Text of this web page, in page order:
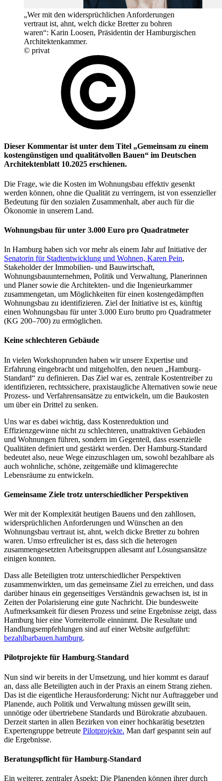
„Wer mit den wider­sprüchlichen Anforderungen
vertraut ist, ahnt, welch dicke Bretter zu bohren
waren“: Karin Loosen, Präsidentin der Hamburgischen
Architektenkammer.
© privat
Dieser Kommentar ist unter dem Titel „Gemeinsam zu einem
kostengünstigen und qualitätvollen Bauen“ im Deutschen
Architektenblatt 10.2025 erschienen.
Die Frage, wie die Kosten im Wohnungsbau effektiv gesenkt
werden können, ohne die Qualität zu verringern, ist von essenzieller
Bedeutung für den sozialen Zusammenhalt, aber auch für die
Ökonomie in unserem Land.
Wohnungsbau für unter 3.000 Euro pro Quadratmeter
In Hamburg haben sich vor mehr als einem Jahr auf Initiative der
Senatorin für Stadtentwicklung und Wohnen, Karen Pein,
Stakeholder der Immobilien- und Bauwirtschaft,
Wohnungsbauunternehmen, Politik und Verwaltung, Planerinnen
und Planer sowie die Architekten- und die Ingenieurkammer
zusammengetan, um Möglichkeiten für einen kostengedämpften
Wohnungsbau zu identifizieren. Ziel der Initiative ist es, künftig
einen Wohnungsbau für unter 3.000 Euro brutto pro Quadratmeter
(KG 200–700) zu ermöglichen.
Keine schlechteren Gebäude
In vielen Workshoprunden haben wir unsere Expertise und
Erfahrung eingebracht und mitgeholfen, den neuen „Hamburg-
Standard“ zu definieren. Das Ziel war es, zentrale Kostentreiber zu
identifizieren, rechtssichere, praxistaugliche Alternativen sowie neue
Prozess- und Verfahrensansätze zu entwickeln, um die Baukosten
um über ein Drittel zu senken.
Uns war es dabei wichtig, dass Kostenreduktion und
Effizienzgewinne nicht zu schlechteren, unattraktiven Gebäuden
und Wohnungen führen, sondern im Gegenteil, dass essenzielle
Qualitäten definiert und gestärkt werden. Der Hamburg-Standard
bedeutet also, neue Wege einzuschlagen um, sowohl bezahlbare als
auch wohnliche, schöne, zeitgemäße und klimagerechte
Lebensräume zu entwickeln.
Gemeinsame Ziele trotz unterschiedlicher Perspektiven
Wer mit der Komplexität heutigen Bauens und den zahllosen,
widersprüchlichen Anforderungen und Wünschen an den
Wohnungsbau vertraut ist, ahnt, welch dicke Bretter zu bohren
waren. Umso erfreulicher ist es, dass sich die heterogen
zusammengesetzten Arbeitsgruppen allesamt auf Lösungsansätze
einigen konnten.
Dass alle Beteiligten trotz unterschiedlicher Perspektiven
zusammenwirkten, um das gemeinsame Ziel zu erreichen, und dass
darüber hinaus ein gegenseitiges Verständnis gewachsen ist, ist in
Zeiten der Polarisierung eine gute Nachricht. Die bundesweite
Aufmerksamkeit für diesen Prozess und seine Ergebnisse zeigt, dass
Hamburg hier eine Vorreiterrolle einnimmt. Die Resultate und
Handlungsempfehlungen sind auf einer Website aufgeführt:
bezahlbarbauen.hamburg.
Pilotprojekte für Hamburg-Standard
Nun sind wir bereits in der Umsetzung, und hier kommt es darauf
an, dass alle Beteiligten auch in der Praxis an einem Strang ziehen.
Das ist die eigentliche Herausforderung: Nicht nur Auftraggeber und
Planende, auch Politik und Verwaltung müssen gewillt sein,
unnötige oder übertriebene Standards und Bürokratie abzubauen.
Derzeit starten in allen Bezirken von einer hochkarätig besetzten
Expertengruppe betreute Pilotprojekte. Man darf gespannt sein auf
die Ergebnisse.
Beratungspflicht für Hamburg-Standard
Ein weiterer, zentraler Aspekt: Die Planenden können ihrer durch